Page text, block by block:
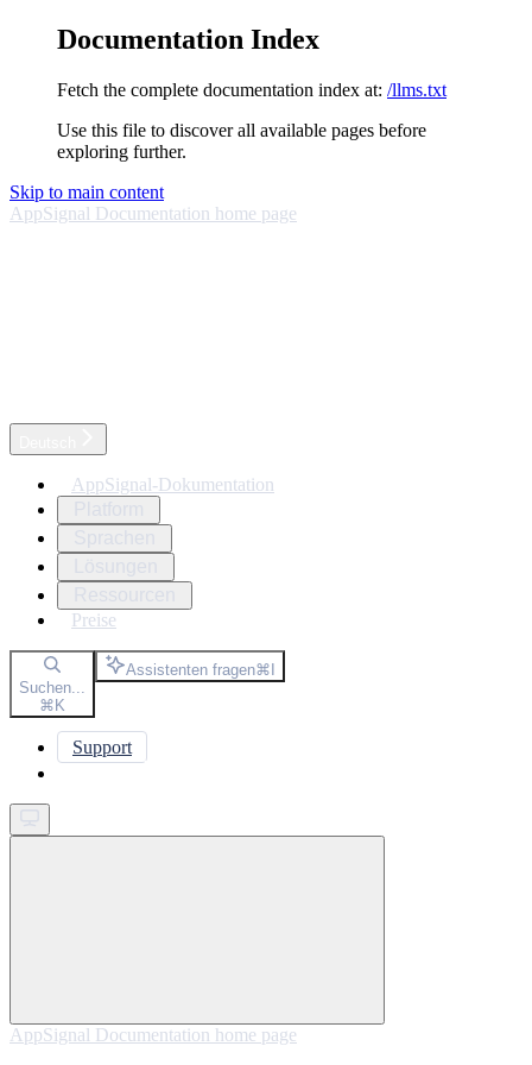
Documentation Index
Fetch the complete documentation index at: /llms.txt
Use this file to discover all available pages before
exploring further.
Skip to main content
AppSignal Documentation home page
AppSignal-Dokumentation
Preise
Suchen...
⌘K
Assistenten fragen⌘I
Support
AppSignal Documentation home page